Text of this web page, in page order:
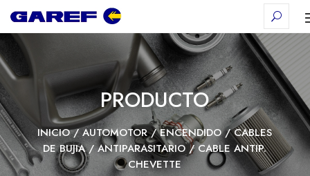
PRODUCTO
INICIO/AUTOMOTOR/ENCENDIDO/CABLES
DE BUJIA/ANTIPARASITARIO/ CABLE ANTIP.
CHEVETTE